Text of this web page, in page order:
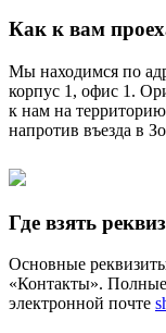
Как к вам
Мы находимся по
корпус 1, офис 1.
к нам на
напротив въезда в
Где взять
Основные
«Контакты».
электронной почте